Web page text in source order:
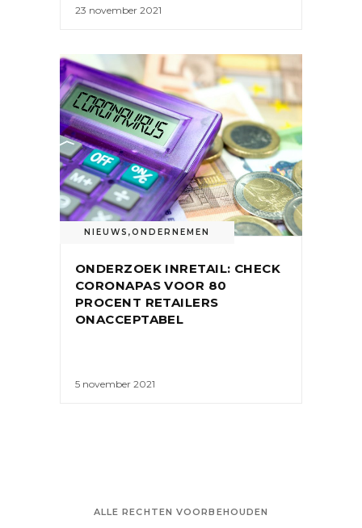
23 november 2021
NIEUWS ,ONDERNEMEN
ONDERZOEK INRETAIL: CHECK
CORONAPAS VOOR 80
PROCENT RETAILERS
ONACCEPTABEL
5 november 2021
ALLE RECHTEN VOORBEHOUDEN